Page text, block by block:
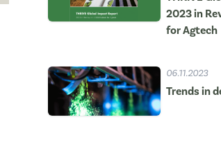
2023 in
for Agtech
06.11.2023
Trends in